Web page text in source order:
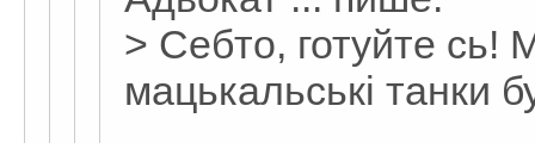
> Себто, готуйте сь!
мацькальські танки